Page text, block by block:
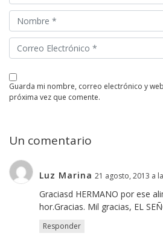
guarda mi nombre, correo electrónico y web en este navegador para la
próxima vez que comente.
Un comentario
Luz Marina 21 agosto, 2013 a
Graciasd HERMANO por ese
hor.Gracias. Mil gracias, EL
Responder